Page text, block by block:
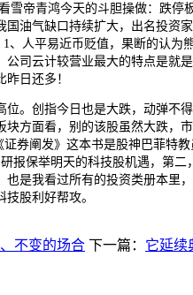
雪帝青鸿今天的斗胆操做：跌停
国油气缺口持续扩大，出名投资
、人平易近币贬值，果断的认为
公司云计较营业最大的特点是就
日还多！
创指今日也是大跌，动弹不得
块方面看，别的该股虽然大跌，
券阐发》这本书是股神巴菲特
报保举明天的科技股机遇，第
也是我看过所有的投资类册本里
股利好帮攻。
不变的场合 下一篇： 它延续